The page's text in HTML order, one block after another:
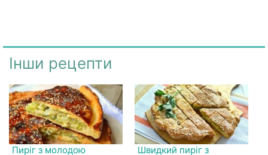
Інши рецепти
Пиріг з молодою
Швидкий пиріг з